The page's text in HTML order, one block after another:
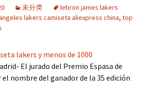
未分类
lebron james lakers
lakers camiseta aliexpress china, top
El jurado del Premio Espasa de
el nombre del ganador de la 35 edición